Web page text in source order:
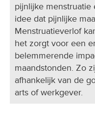
pijnlijke
idee dat pijnlijke
Menstruatieverlof
het zorgt voor een
belemmerende
maandstonden. Zo
afhankelijk van de
arts of werkgever.